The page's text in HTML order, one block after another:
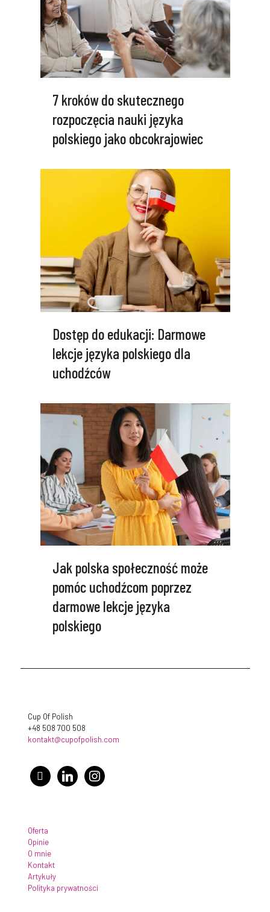
7 kroków do skutecznego
rozpoczęcia nauki języka
polskiego jako obcokrajowiec
Dostęp do edukacji: Darmowe
lekcje języka polskiego dla
uchodźców
Jak polska społeczność może
pomóc uchodźcom poprzez
darmowe lekcje języka
polskiego
Cup Of Polish
+48 508 700 508
kontakt@cupofpolish.com
facebooklinkedin instagram
Oferta
Opinie
O mnie
Kontakt
Artykuły
Polityka prywatności